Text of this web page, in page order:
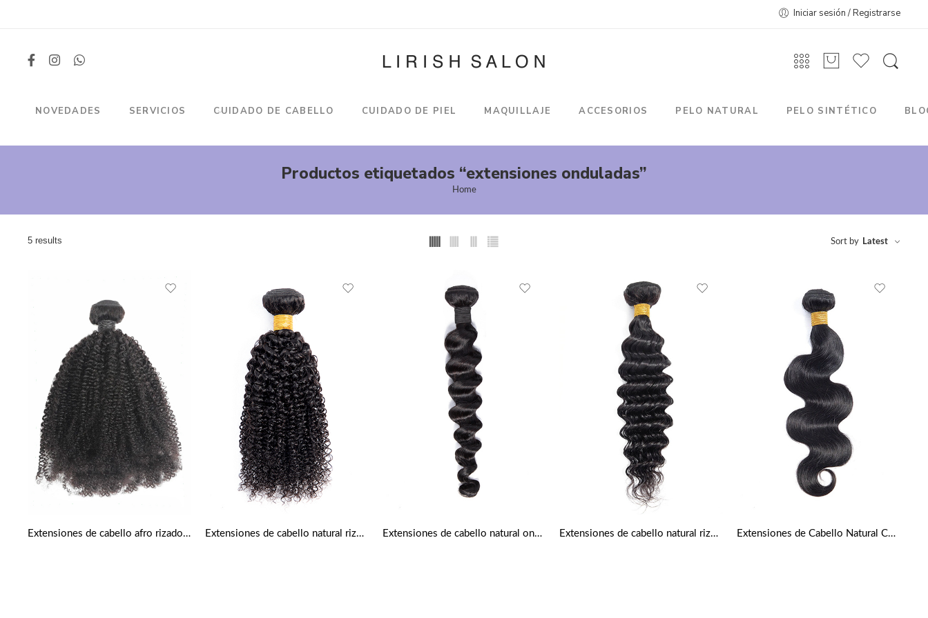
Iniciar sesión / Registrarse
NOVEDADES SERVICIOS CUIDADO DE CABELLO CUIDADO DE PIEL MAQUILLAJE ACCESORIOS PELO NATURAL PELO SINTÉTICO
Productos etiquetados “extensiones onduladas”
Home
5 results Sort by Latest
Extensiones de cabello afro rizado natural Extensiones de cabello natural rizado Extensiones de cabello natural ondulado profundo Extensiones de cabello natural rizado profundo Extensiones de Cabello Natural Cortina Ondulado